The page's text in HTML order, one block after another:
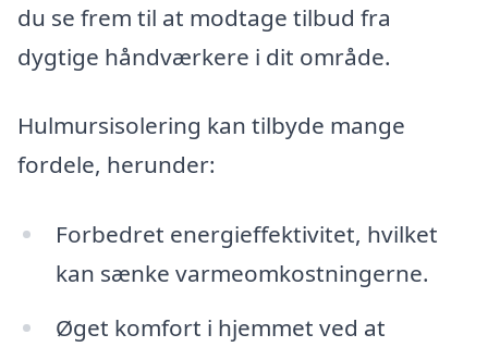
du se frem til at modtage tilbud fra
dygtige håndværkere i dit område.
Hulmursisolering kan tilbyde mange
fordele, herunder:
Forbedret energieffektivitet, hvilket
kan sænke varmeomkostningerne.
Øget komfort i hjemmet ved at